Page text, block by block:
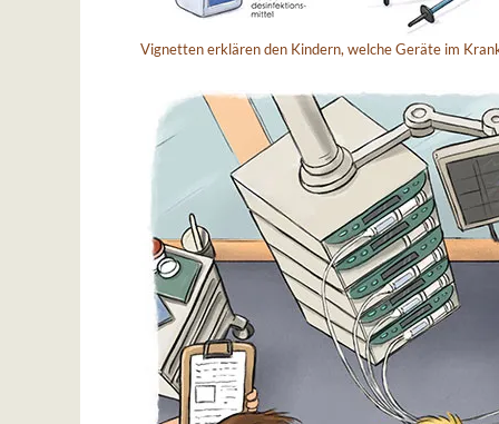
Vignetten erklären den Kindern, welche Geräte im